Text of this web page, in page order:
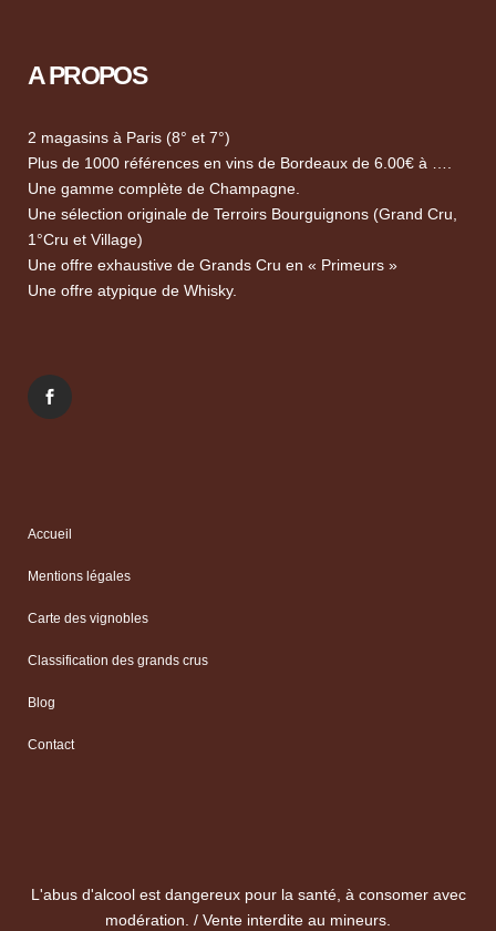
A PROPOS
2 magasins à Paris (8° et 7°)
Plus de 1000 références en vins de Bordeaux de 6.00€ à ….
Une gamme complète de Champagne.
Une sélection originale de Terroirs Bourguignons (Grand Cru,
1°Cru et Village)
Une offre exhaustive de Grands Cru en « Primeurs »
Une offre atypique de Whisky.
Accueil
Mentions légales
Carte des vignobles
Classification des grands crus
Blog
Contact
L'abus d'alcool est dangereux pour la santé, à consomer avec
modération. / Vente interdite au mineurs.